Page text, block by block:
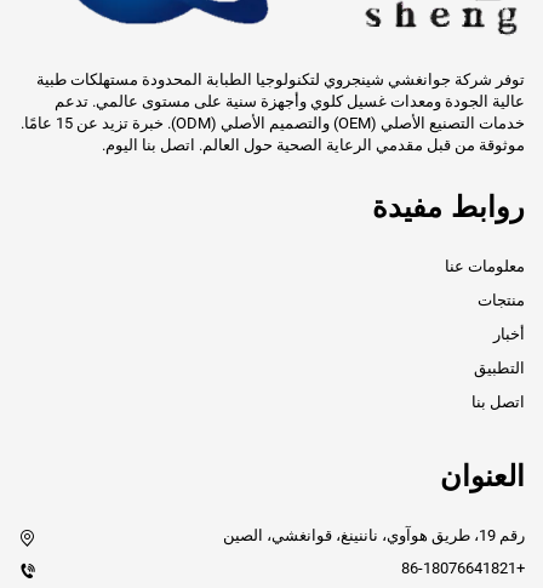
توفر شركة جوانغشي شينجروي لتكنولوجيا الطبابة المحدودة مستهلكات طبية
عالية الجودة ومعدات غسيل كلوي وأجهزة سنية على مستوى عالمي. تدعم
خدمات التصنيع الأصلي (OEM) والتصميم الأصلي (ODM). خبرة تزيد عن 15 عامًا.
موثوقة من قبل مقدمي الرعاية الصحية حول العالم. اتصل بنا اليوم.
روابط مفيدة
معلومات عنا
منتجات
أخبار
التطبيق
اتصل بنا
العنوان
رقم 19، طريق هوآوي، ناننينغ، قوانغشي، الصين
+86-18076641821